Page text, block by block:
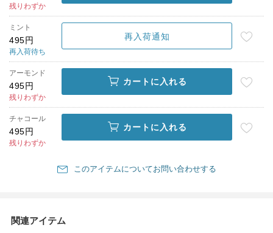
残りわずか
ミント
495円
再入荷待ち
再入荷通知
アーモンド
495円
残りわずか
カートに入れる
チャコール
495円
残りわずか
カートに入れる
このアイテムについてお問い合わせする
関連アイテム